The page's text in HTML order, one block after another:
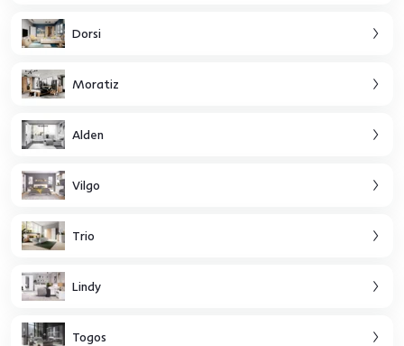
Dorsi
Moratiz
Alden
Vilgo
Trio
Lindy
Togos